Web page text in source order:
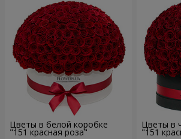
Цветы в белой коробке
"151 красная роза"
Цветы в
"151